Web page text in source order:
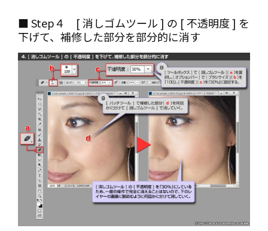
■ Step４ [ 消しゴムツール ] の [ 不透明度 ] を
下げて、補修した部分を部分的に消す